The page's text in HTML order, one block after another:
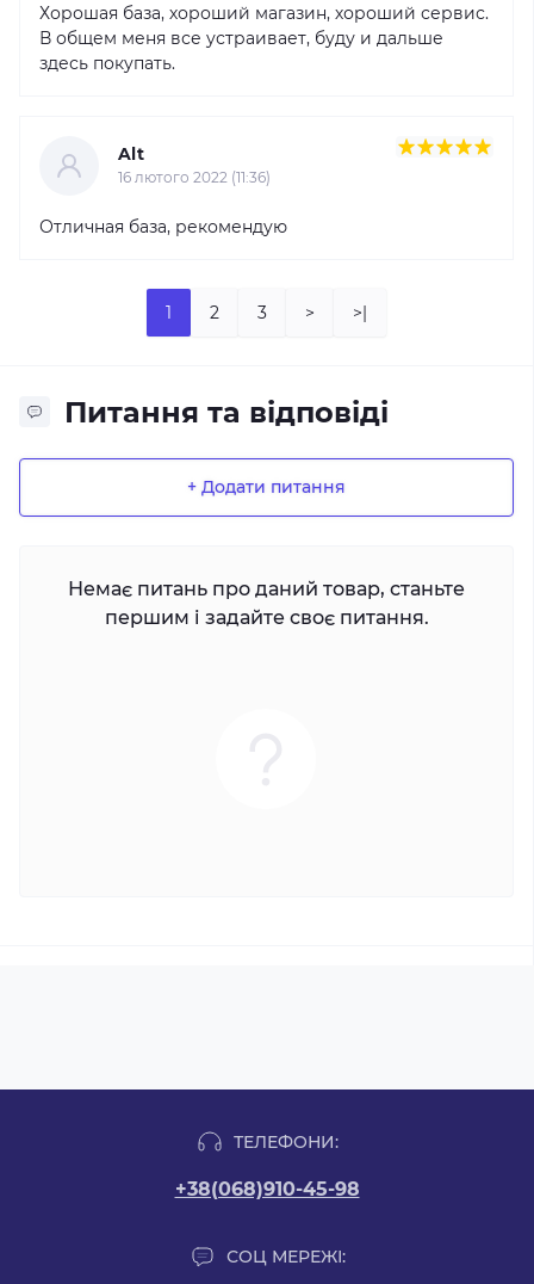
Хорошая база, хороший магазин, хороший сервис.
В общем меня все устраивает, буду и дальше
здесь покупать.
Alt
16 лютого 2022 (11:36)
Отличная база, рекомендую
1 2 3 > >|
Питання та відповіді
+ Додати питання
Немає питань про даний товар, станьте
першим і задайте своє питання.
ТЕЛЕФОНИ:
+38(068)910-45-98
СОЦ МЕРЕЖІ: